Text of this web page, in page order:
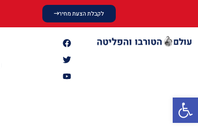
פתח סרגל נגישות
לקבלת הצעת מחיר